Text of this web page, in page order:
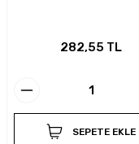
282,55 TL
SEPETE EKLE